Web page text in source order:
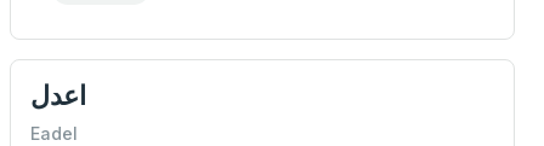
اعدل
Eadel